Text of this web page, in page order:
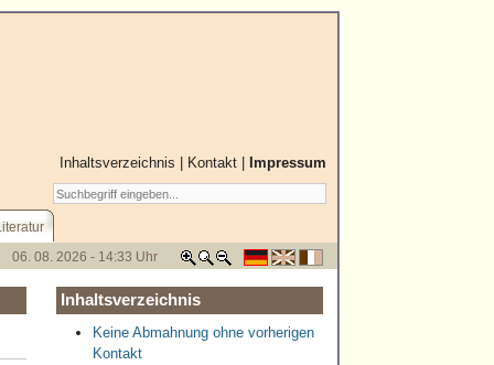
Inhaltsverzeichnis Kontakt Impressum
06. 08. 2026 - 14:33 Uhr
Inhaltsverzeichnis
Keine Abmahnung ohne vorherigen
Kontakt